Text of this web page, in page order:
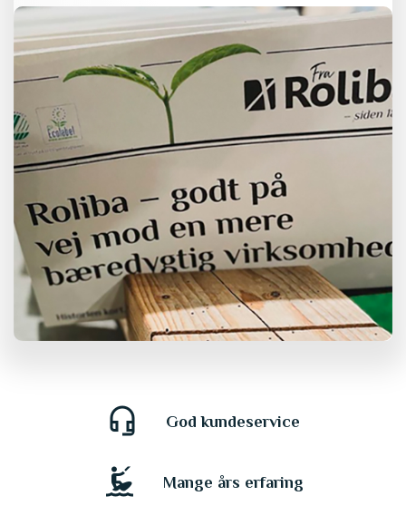
headset_mic God kundeservice
kitesurfing Mange års erfaring